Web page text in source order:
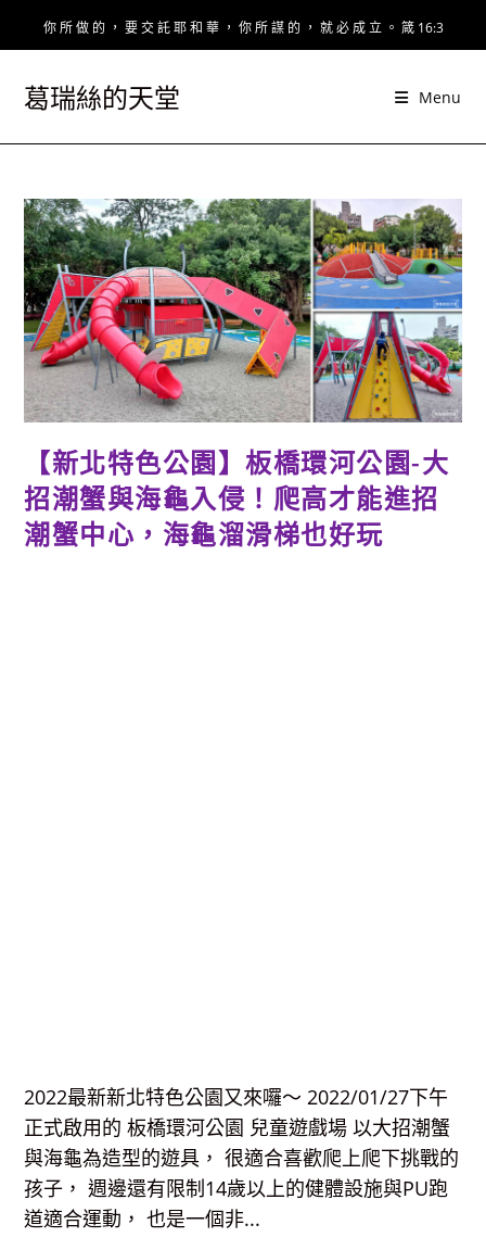
你 所 做 的 ， 要 交 託 耶 和 華 ， 你 所 謀 的 ， 就 必 成 立 。 箴 16:3
葛瑞絲的天堂 Menu
【新北特色公園】板橋環河公園-大
招潮蟹與海龜入侵！爬高才能進招
潮蟹中心，海龜溜滑梯也好玩
2022最新新北特色公園又來囉～ 2022/01/27下午
正式啟用的 板橋環河公園 兒童遊戲場 以大招潮蟹
與海龜為造型的遊具， 很適合喜歡爬上爬下挑戰的
孩子， 週邊還有限制14歲以上的健體設施與PU跑
道適合運動， 也是一個非...